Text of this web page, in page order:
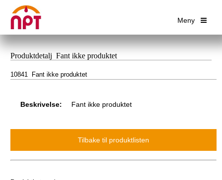
Meny
Produktdetalj Fant ikke produktet
10841 Fant ikke produktet
Beskrivelse: Fant ikke produktet